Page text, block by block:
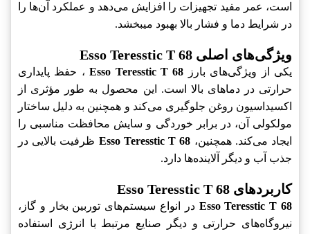
است، عمر مفید تجهیزات را افزایش می‌دهد و عملکرد آن‌ها را
در شرایط دما و فشار بالا بهبود میبخشد.
ویژگی‌های اصلی Esso Teresstic T 68
یکی از ویژگی‌های بارز Esso Teresstic T 68، حفظ پایداری
حرارتی در دماهای بالا است. این محصول به طور مؤثری از
اکسیداسیون روغن جلوگیری می‌کند و همچنین به دلیل ساختار
مولکولی آن، در برابر خوردگی و سایش محافظت مناسبی را
ایجاد می‌کند. همچنین، Esso Teresstic T 68 ظرفیت بالایی در
جذب آب و دیگر آلاینده‌ها دارد.
کاربردهای Esso Teresstic T 68
Esso Teresstic T 68 در انواع سیستم‌های توربین بخار و گاز،
نیروگاه‌های حرارتی و دیگر صنایع مرتبط با انرژی استفاده